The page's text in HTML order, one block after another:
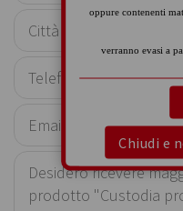
oppure contenenti
verranno evasi a
Chiudi e